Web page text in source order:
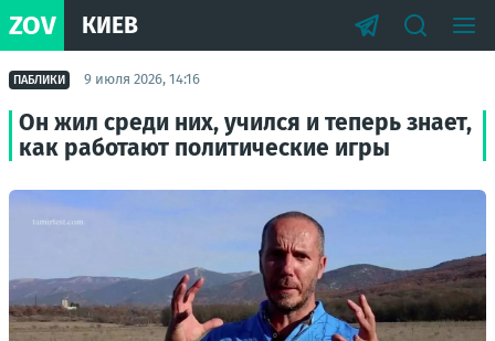
ZOV КИЕВ
ПАБЛИКИ 9 июля 2026, 14:16
Он жил среди них, учился и теперь знает,
как работают политические игры